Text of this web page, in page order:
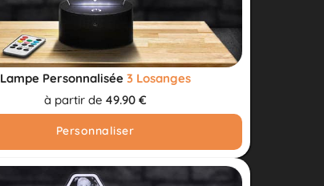
Lampe Personnalisée 3 Losanges
à partir de 49.90 €
Personnaliser